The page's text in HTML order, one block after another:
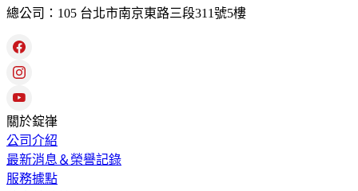
總公司：105 台北市南京東路三段311號5樓
關於錠嵂
公司介紹
最新消息＆榮譽記錄
服務據點